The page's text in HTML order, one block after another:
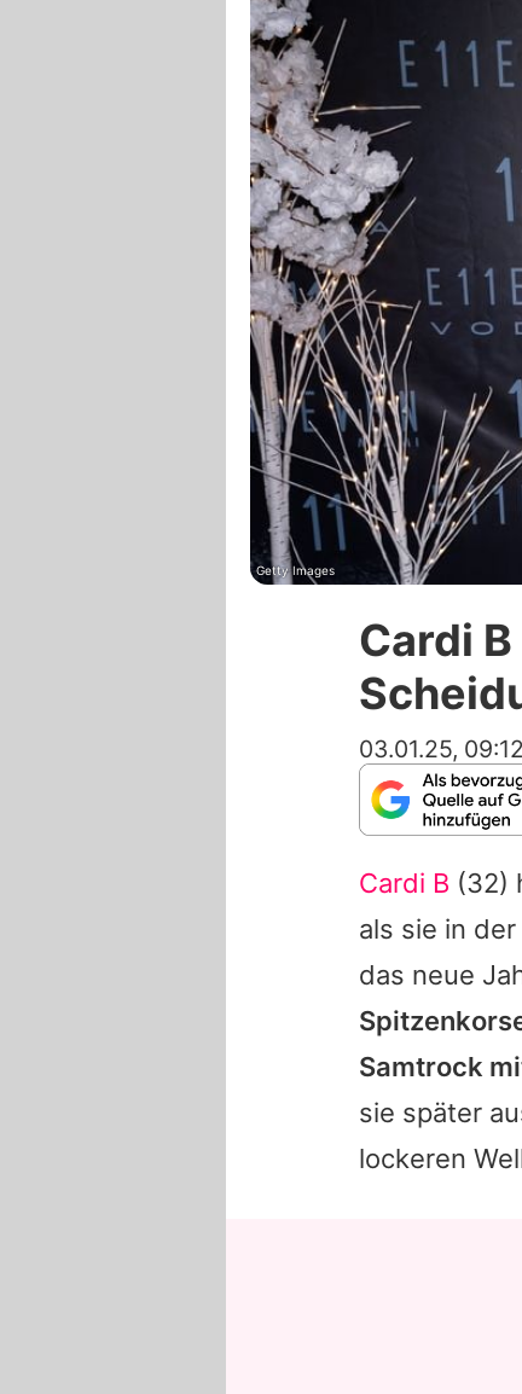
Getty Images
Cardi
03.01.25, 09:12
Cardi B (32)
als sie in
das neue
Samtrock
sie später
lockeren